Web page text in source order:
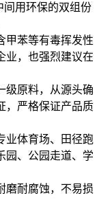
间用环保的双组份
甲苯等有毒挥发性
业，也强烈建议在
级原料，从源头确
，严格保证产品质
业体育场、田径跑
园、公园走道、学
磨耐腐蚀，不易损